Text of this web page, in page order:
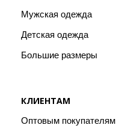
Мужская одежда
Детская одежда
Большие размеры
КЛИЕНТАМ
Оптовым покупателям